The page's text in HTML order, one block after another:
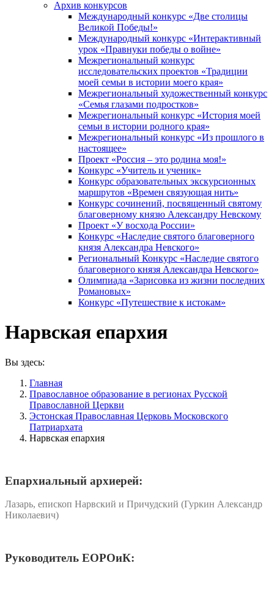
Архив конкурсов
Международный конкурс «Две столицы
Великой Победы!»
Международный конкурс «Интерактивный
урок «Правнуки победы о войне»
Межрегиональный конкурс
исследовательских проектов «Традиции
моей семьи в истории моего края»
Межрегиональный художественный конкурс
«Семья глазами подростков»
Межрегиональный конкурс «История моей
семьи в истории родного края»
Межрегиональный конкурс «Из прошлого в
настоящее»
Проект «Россия – это родина моя!»
Конкурс «Учитель и ученик»
Конкурс образовательных экскурсионных
маршрутов «Времен связующая нить»
Конкурс сочинений, посвященный святому
благоверному князю Александру Невскому
Проект «У восхода России»
Конкурс «Наследие святого благоверного
князя Александра Невского»
Региональный Конкурс «Наследие святого
благоверного князя Александра Невского»
Олимпиада «Зарисовка из жизни последних
Романовых»
Конкурс «Путешествие к истокам»
Нарвская епархия
Вы здесь:
Главная
Православное образование в регионах Русской
Православной Церкви
Эстонская Православная Церковь Московского
Патриархата
Нарвская епархия
Епархиальный архиерей:
Лазарь, епископ Нарвский и Причудский (Гуркин Александр
Николаевич)
Руководитель ЕОРОиК: